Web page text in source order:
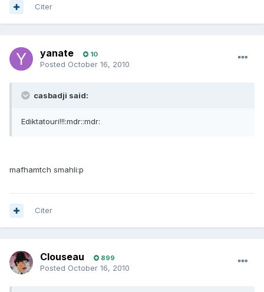
Citer
yanate 10
Posted October 16, 2010
casbadji said:
Ediktatouri!!!:mdr::mdr:
mafhamtch smahli:p
Citer
Clouseau 899
Posted October 16, 2010